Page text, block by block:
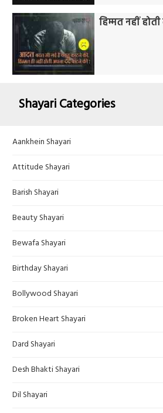
हिम्मत नहीं
Shayari Categories
Aankhein Shayari
Attitude Shayari
Barish Shayari
Beauty Shayari
Bewafa Shayari
Birthday Shayari
Bollywood Shayari
Broken Heart Shayari
Dard Shayari
Desh Bhakti Shayari
Dil Shayari